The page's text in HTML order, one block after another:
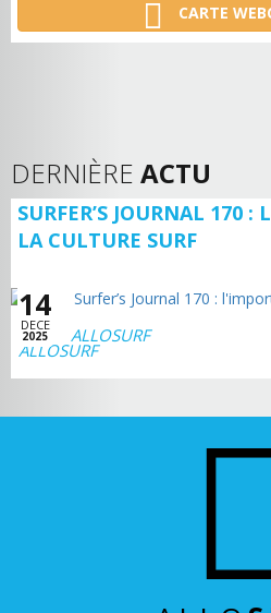
CARTE
DERNIÈRE ACTU
SURFER’S JOURNAL 170
LA CULTURE SURF
14
DECE
2025
ALLOSURF